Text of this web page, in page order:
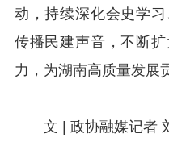
动，持续深化会史学
传播民建声音，不断
力，为湖南高质量发展
文 | 政协融媒记者